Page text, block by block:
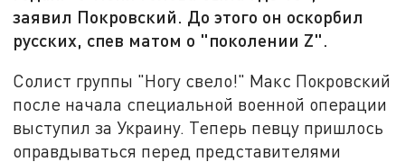
заявил Покровский. До этого он оскорбил
русских, спев матом о "поколении Z".
Солист группы "Ногу свело!" Макс Покровский
после начала специальной военной операции
выступил за Украину. Теперь певцу пришлось
оправдываться перед представителями